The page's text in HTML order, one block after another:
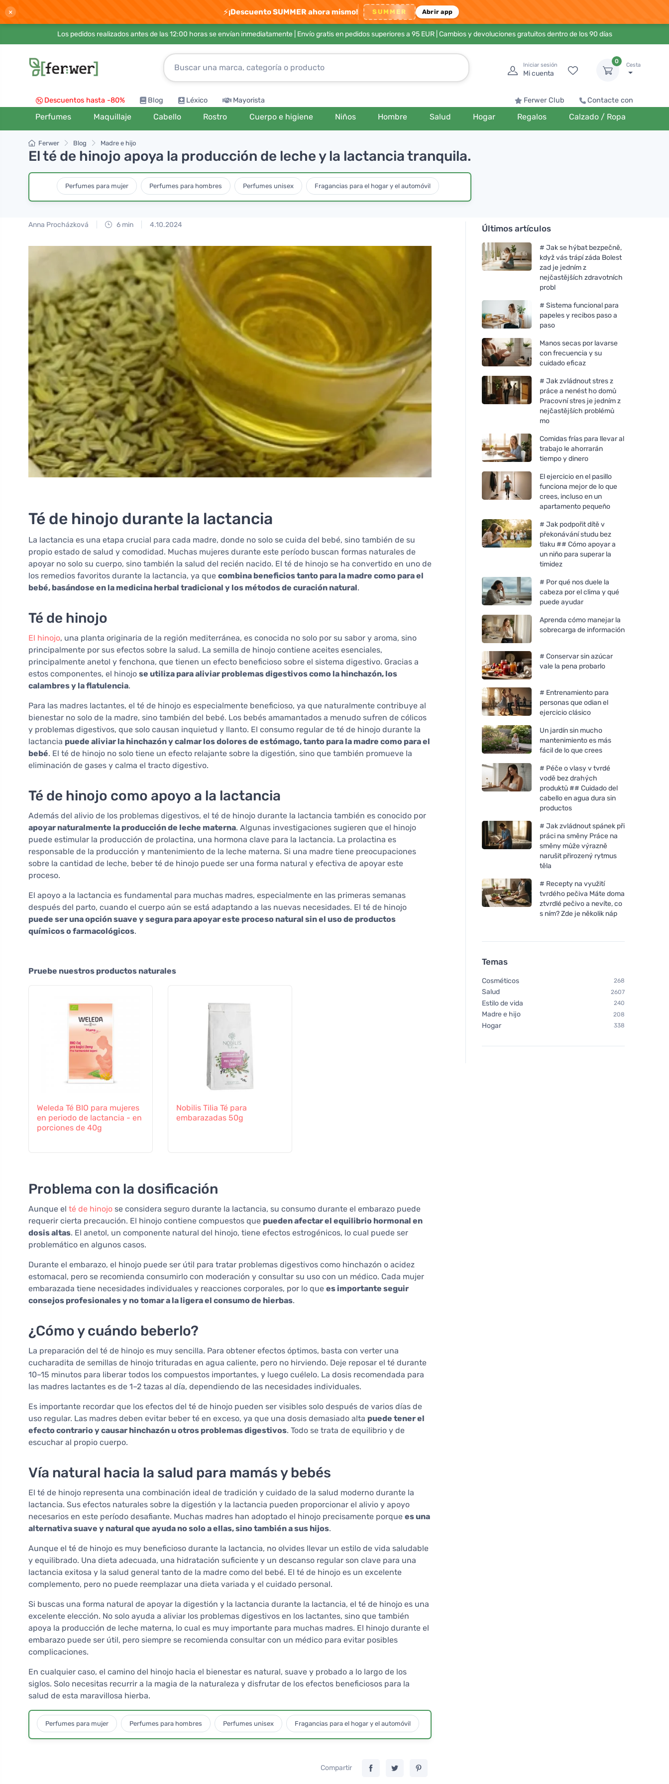
× ⚡¡Descuento SUMMER ahora mismo! SUMMER Abrir app
Los pedidos realizados antes de las 12:00 horas se envían inmediatamente | Envío gratis en pedidos superiores a 95 EUR| Cambios y devoluciones gratuitos dentro de los 90 días
Iniciar sesión
Mi cuenta
0
Cesta
Descuentos hasta -80% Blog Léxico Mayorista Ferwer Club Contacte con
Perfumes Maquillaje Cabello Rostro Cuerpo e higiene Niños Hombre Salud Hogar Regalos Calzado / Ropa
Ferwer Blog Madre e hijo
El té de hinojo apoya la producción de leche y la lactancia tranquila.
Perfumes para mujer Perfumes para hombres Perfumes unisex Fragancias para el hogar y el automóvil
Anna Procházková 6 min 4.10.2024
Té de hinojo durante la lactancia
La lactancia es una etapa crucial para cada madre, donde no solo se cuida del bebé, sino también de su
propio estado de salud y comodidad. Muchas mujeres durante este período buscan formas naturales de
apoyar no solo su cuerpo, sino también la salud del recién nacido. El té de hinojo se ha convertido en uno de
los remedios favoritos durante la lactancia, ya que combina beneficios tanto para la madre como para el
bebé, basándose en la medicina herbal tradicional y los métodos de curación natural.
Té de hinojo
El hinojo, una planta originaria de la región mediterránea, es conocida no solo por su sabor y aroma, sino
principalmente por sus efectos sobre la salud. La semilla de hinojo contiene aceites esenciales,
principalmente anetol y fenchona, que tienen un efecto beneficioso sobre el sistema digestivo. Gracias a
estos componentes, el hinojo se utiliza para aliviar problemas digestivos como la hinchazón, los
calambres y la flatulencia.
Para las madres lactantes, el té de hinojo es especialmente beneficioso, ya que naturalmente contribuye al
bienestar no solo de la madre, sino también del bebé. Los bebés amamantados a menudo sufren de cólicos
y problemas digestivos, que solo causan inquietud y llanto. El consumo regular de té de hinojo durante la
lactancia puede aliviar la hinchazón y calmar los dolores de estómago, tanto para la madre como para el
bebé. El té de hinojo no solo tiene un efecto relajante sobre la digestión, sino que también promueve la
eliminación de gases y calma el tracto digestivo.
Té de hinojo como apoyo a la lactancia
Además del alivio de los problemas digestivos, el té de hinojo durante la lactancia también es conocido por
apoyar naturalmente la producción de leche materna. Algunas investigaciones sugieren que el hinojo
puede estimular la producción de prolactina, una hormona clave para la lactancia. La prolactina es
responsable de la producción y mantenimiento de la leche materna. Si una madre tiene preocupaciones
sobre la cantidad de leche, beber té de hinojo puede ser una forma natural y efectiva de apoyar este
proceso.
El apoyo a la lactancia es fundamental para muchas madres, especialmente en las primeras semanas
después del parto, cuando el cuerpo aún se está adaptando a las nuevas necesidades. El té de hinojo
puede ser una opción suave y segura para apoyar este proceso natural sin el uso de productos
químicos o farmacológicos.
Pruebe nuestros productos naturales
Weleda Té BIO para mujeres
en periodo de lactancia - en
porciones de 40g
Nobilis Tilia Té para
embarazadas 50g
Problema con la dosificación
Aunque el té de hinojo se considera seguro durante la lactancia, su consumo durante el embarazo puede
requerir cierta precaución. El hinojo contiene compuestos que pueden afectar el equilibrio hormonal en
dosis altas. El anetol, un componente natural del hinojo, tiene efectos estrogénicos, lo cual puede ser
problemático en algunos casos.
Durante el embarazo, el hinojo puede ser útil para tratar problemas digestivos como hinchazón o acidez
estomacal, pero se recomienda consumirlo con moderación y consultar su uso con un médico. Cada mujer
embarazada tiene necesidades individuales y reacciones corporales, por lo que es importante seguir
consejos profesionales y no tomar a la ligera el consumo de hierbas.
¿Cómo y cuándo beberlo?
La preparación del té de hinojo es muy sencilla. Para obtener efectos óptimos, basta con verter una
cucharadita de semillas de hinojo trituradas en agua caliente, pero no hirviendo. Deje reposar el té durante
10–15 minutos para liberar todos los compuestos importantes, y luego cuélelo. La dosis recomendada para
las madres lactantes es de 1–2 tazas al día, dependiendo de las necesidades individuales.
Es importante recordar que los efectos del té de hinojo pueden ser visibles solo después de varios días de
uso regular. Las madres deben evitar beber té en exceso, ya que una dosis demasiado alta puede tener el
efecto contrario y causar hinchazón u otros problemas digestivos. Todo se trata de equilibrio y de
escuchar al propio cuerpo.
Vía natural hacia la salud para mamás y bebés
El té de hinojo representa una combinación ideal de tradición y cuidado de la salud moderno durante la
lactancia. Sus efectos naturales sobre la digestión y la lactancia pueden proporcionar el alivio y apoyo
necesarios en este período desafiante. Muchas madres han adoptado el hinojo precisamente porque es una
alternativa suave y natural que ayuda no solo a ellas, sino también a sus hijos.
Aunque el té de hinojo es muy beneficioso durante la lactancia, no olvides llevar un estilo de vida saludable
y equilibrado. Una dieta adecuada, una hidratación suficiente y un descanso regular son clave para una
lactancia exitosa y la salud general tanto de la madre como del bebé. El té de hinojo es un excelente
complemento, pero no puede reemplazar una dieta variada y el cuidado personal.
Si buscas una forma natural de apoyar la digestión y la lactancia durante la lactancia, el té de hinojo es una
excelente elección. No solo ayuda a aliviar los problemas digestivos en los lactantes, sino que también
apoya la producción de leche materna, lo cual es muy importante para muchas madres. El hinojo durante el
embarazo puede ser útil, pero siempre se recomienda consultar con un médico para evitar posibles
complicaciones.
En cualquier caso, el camino del hinojo hacia el bienestar es natural, suave y probado a lo largo de los
siglos. Solo necesitas recurrir a la magia de la naturaleza y disfrutar de los efectos beneficiosos para la
salud de esta maravillosa hierba.
Perfumes para mujer Perfumes para hombres Perfumes unisex Fragancias para el hogar y el automóvil
Compartir
Últimos artículos
# Jak se hýbat bezpečně,
když vás trápí záda Bolest
zad je jedním z
nejčastějších zdravotních
probl
# Sistema funcional para
papeles y recibos paso a
paso
Manos secas por lavarse
con frecuencia y su
cuidado eficaz
# Jak zvládnout stres z
práce a nenést ho domů
Pracovní stres je jedním z
nejčastějších problémů
mo
Comidas frías para llevar al
trabajo le ahorrarán
tiempo y dinero
El ejercicio en el pasillo
funciona mejor de lo que
crees, incluso en un
apartamento pequeño
# Jak podpořit dítě v
překonávání studu bez
tlaku ## Cómo apoyar a
un niño para superar la
timidez
# Por qué nos duele la
cabeza por el clima y qué
puede ayudar
Aprenda cómo manejar la
sobrecarga de información
# Conservar sin azúcar
vale la pena probarlo
# Entrenamiento para
personas que odian el
ejercicio clásico
Un jardín sin mucho
mantenimiento es más
fácil de lo que crees
# Péče o vlasy v tvrdé
vodě bez drahých
produktů ## Cuidado del
cabello en agua dura sin
productos
# Jak zvládnout spánek při
práci na směny Práce na
směny může výrazně
narušit přirozený rytmus
těla
# Recepty na využití
tvrdého pečiva Máte doma
ztvrdlé pečivo a nevíte, co
s ním? Zde je několik náp
Temas
Cosméticos 268
Salud 2607
Estilo de vida 240
Madre e hijo 208
Hogar 338